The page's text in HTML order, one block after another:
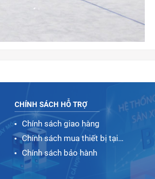
CHÍNH SÁCH HỖ TRỢ
Chính sách giao hàng
Chính sách mua thiết bị tại
Nhất Tín
Chính sách bảo hành